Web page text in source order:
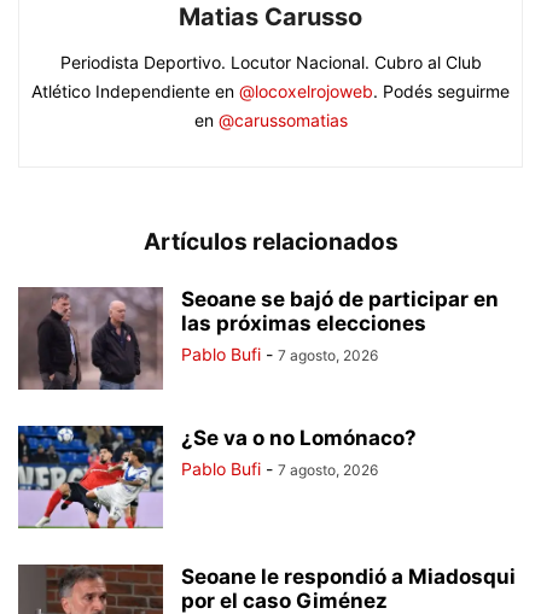
Matias Carusso
Periodista Deportivo. Locutor Nacional. Cubro al Club
Atlético Independiente en @locoxelrojoweb. Podés seguirme
en @carussomatias
Artículos relacionados
Seoane se bajó de participar en
las próximas elecciones
Pablo Bufi - 7 agosto, 2026
¿Se va o no Lomónaco?
Pablo Bufi - 7 agosto, 2026
Seoane le respondió a Miadosqui
por el caso Giménez